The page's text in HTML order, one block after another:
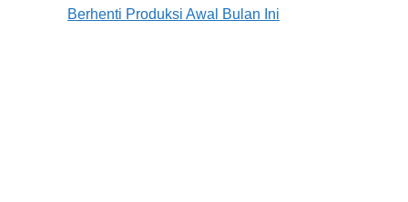
Berhenti Produksi Awal Bulan Ini